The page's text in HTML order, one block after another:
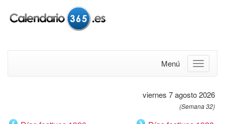
Menú
viernes 7 agosto 2026
(Semana 32)